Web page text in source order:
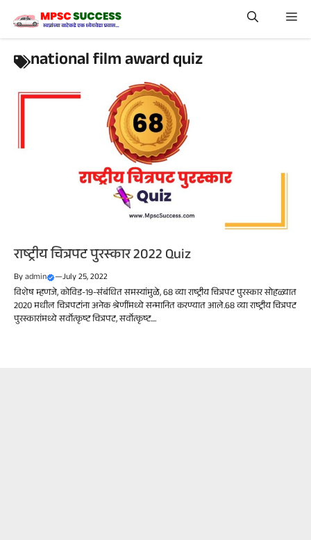
content
national film award quiz
राष्ट्रीय चित्रपट पुरस्कार 2022 Quiz
Byadmin —July 25, 2022
विशेष म्हणजे, कोविड-19-संबंधित समस्यांमुळे, 68 व्या राष्ट्रीय चित्रपट पुरस्कार सोहळ्यात
2020 मधील चित्रपटांना अनेक श्रेणींमध्ये सन्मानित करण्यात आले.68 व्या राष्ट्रीय चित्रपट
पुरस्कारांमध्ये सर्वोत्कृष्ट चित्रपट, सर्वोत्कृष्ट....